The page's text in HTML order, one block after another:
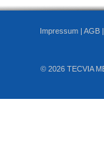
Impressum | AGB
© 2026 TECVIA